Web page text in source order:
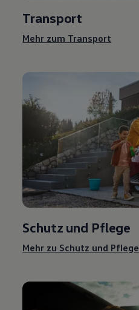
Transport
Mehr zum Transport
Schutz und Pflege
Mehr zu Schutz und Pflege